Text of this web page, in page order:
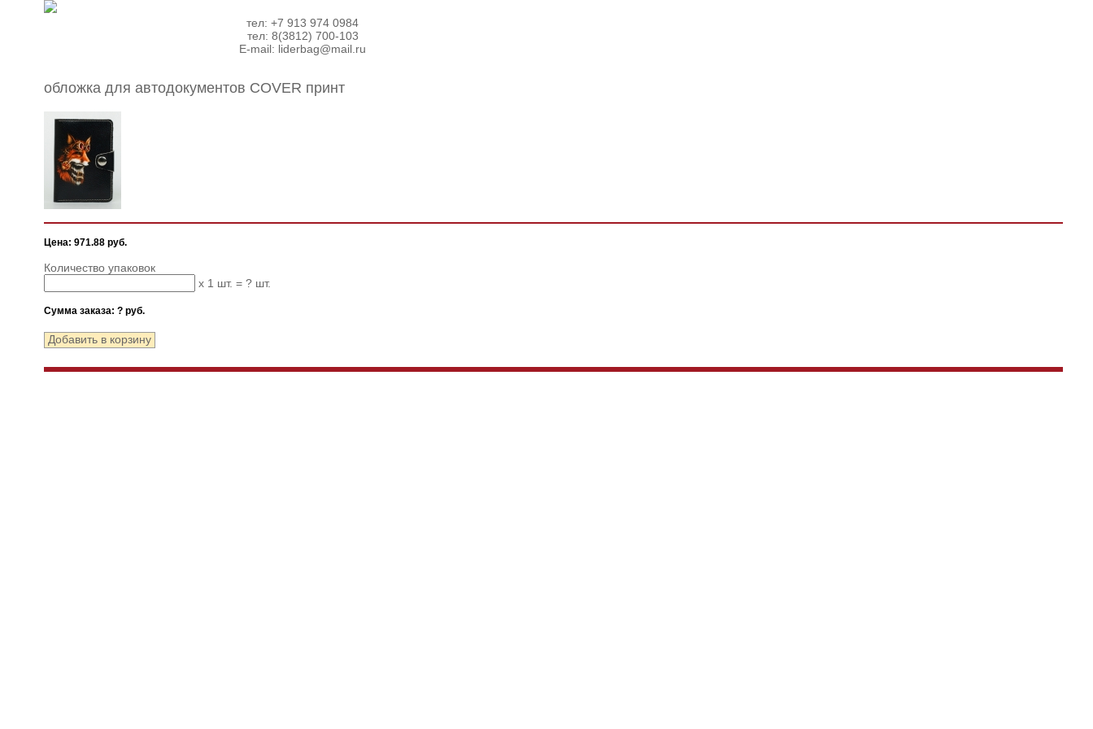
тел: +7 913 974 0984
тел: 8(3812) 700-103
E-mail: liderbag@mail.ru
обложка для автодокументов COVER принт
Цена: 971.88 руб.
Количество упаковок
x 1 шт. = ? шт.
Сумма заказа: ? руб.